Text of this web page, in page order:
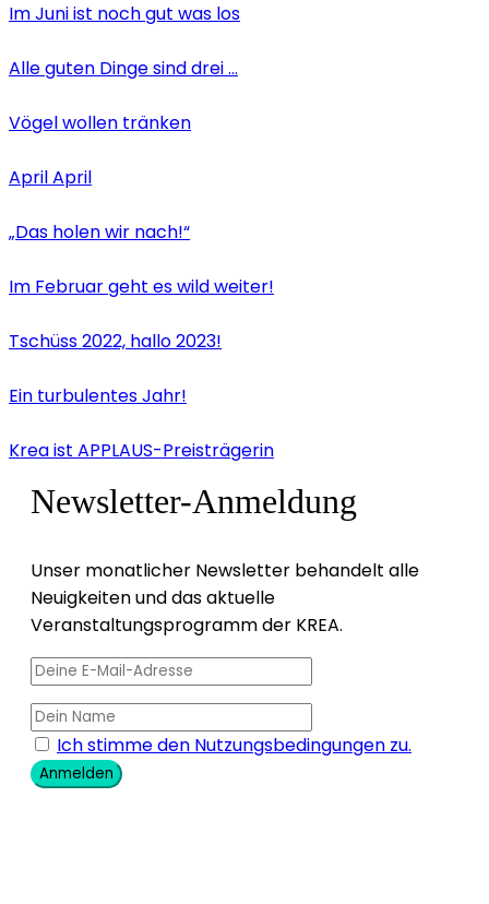
Im Juni ist noch gut was los
Alle guten Dinge sind drei …
Vögel wollen tränken
April April
„Das holen wir nach!“
Im Februar geht es wild weiter!
Tschüss 2022, hallo 2023!
Ein turbulentes Jahr!
Krea ist APPLAUS-Preisträgerin
Newsletter-Anmeldung
Unser monatlicher Newsletter behandelt alle
Neuigkeiten und das aktuelle
Veranstaltungsprogramm der KREA.
Ich stimme den Nutzungsbedingungen zu.
Anmelden